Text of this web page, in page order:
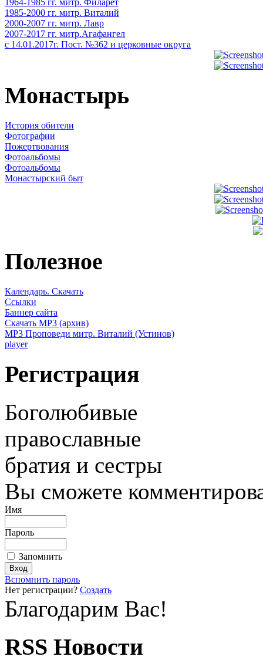
1985-2000 гг. митр. Виталий
2000-2007 гг. митр. Лавр
2007-2017 гг. митр.Агафангел
с 14.01.2017г. Пост. №362 и церковные округа
Монастырь
История обители
Фотографии
Пожертвования
Фотоальбомы
Фотоальбомы
Монастырский быт
Полезное
Календарь. Скачать
Ссылки
Баннер сайта
Скачать MP3 (архив)
MP3 Проповеди митр. Виталий (Устинов)
player
Регистрация
Боголюбивые
православные
братия и сестры
Вы сможете
Имя
Пароль
Запомнить
Вспомнить пароль
Нет регистрации? Создать
Благодарим Вас!
RSS Новости